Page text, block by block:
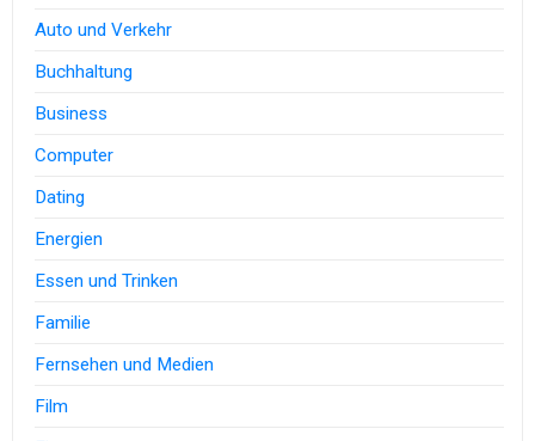
Auto und Verkehr
Buchhaltung
Business
Computer
Dating
Energien
Essen und Trinken
Familie
Fernsehen und Medien
Film